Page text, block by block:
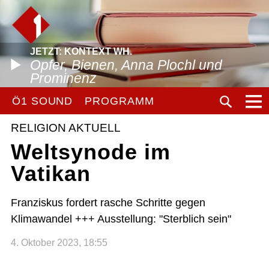
JETZT: KONTEXT WH.
Opfer, Bienen, Anna Plochl und
Prominenz
Ö1 SOUND PROGRAMM
RELIGION AKTUELL
Weltsynode im
Vatikan
Franziskus fordert rasche Schritte gegen
Klimawandel +++ Ausstellung: "Sterblich sein"
4. Oktober 2023, 18:55